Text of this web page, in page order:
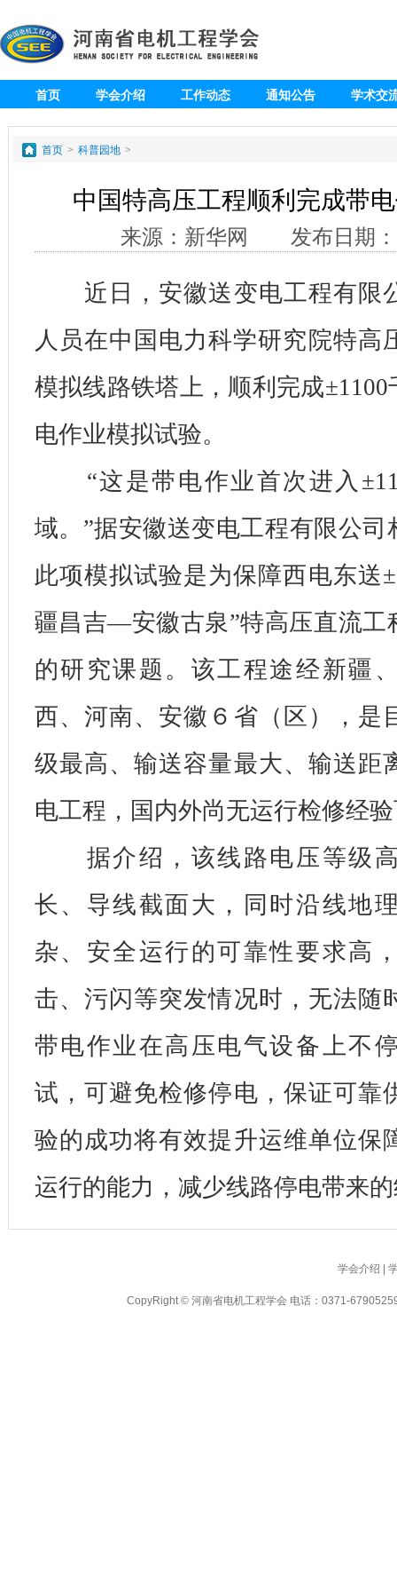
首页 学会介绍 工作动态 通知公告 学术交
专题 会员
首页 > 科普园地 >
中国特高压工程顺利完成带
来源：新华网 发布日期：
近日，安徽送变电工程有限
人员在中国电力科学研究院特高
模拟线路铁塔上，顺利完成
电作业模拟试验。
“这是带电作业首次进入
域。”据安徽送变电工程有限公司
此项模拟试验是为保障西电东送
疆昌吉—安徽古泉”特高压直流工
的研究课题。该工程途经新疆
西、河南、安徽６省（区），是
级最高、输送容量最大、输送距
电工程，国内外尚无运行检修经
据介绍，该线路电压等级高
长、导线截面大，同时沿线地
杂、安全运行的可靠性要求高
击、污闪等突发情况时，无法随
带电作业在高压电气设备上不
试，可避免检修停电，保证可靠
验的成功将有效提升运维单位保
运行的能力，减少线路停电带来
学会介绍
CopyRight © 河南省电机工程学会 电话：0371-